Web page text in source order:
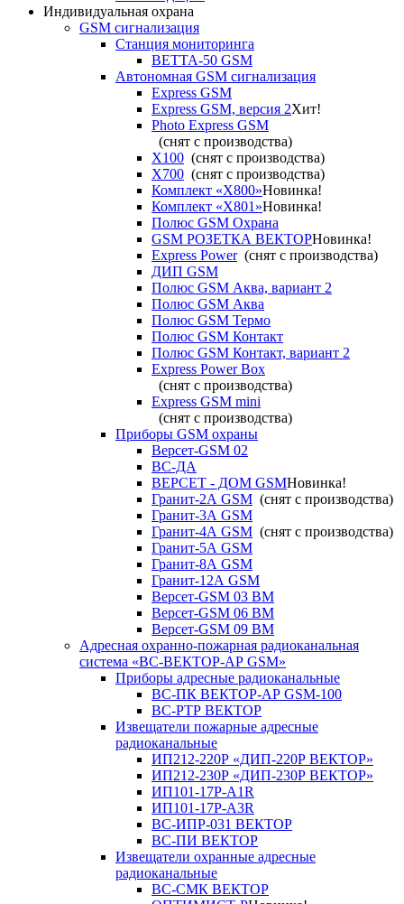
Индивидуальная охрана
GSM сигнализация
Станция мониторинга
ВЕТТА-50 GSM
Автономная GSM сигнализация
Express GSM
Express GSM, версия 2Хит!
Photo Express GSM
(снят с производства)
X100 (снят с производства)
X700 (снят с производства)
Комплект «X800»Новинка!
Комплект «X801»Новинка!
Полюс GSM Охрана
GSM РОЗЕТКА ВЕКТОРНовинка!
Express Power(снят с производства)
ДИП GSM
Полюс GSM Аква, вариант 2
Полюс GSM Аква
Полюс GSM Термо
Полюс GSM Контакт
Полюс GSM Контакт, вариант 2
Express Power Box
(снят с производства)
Express GSM mini
(снят с производства)
Приборы GSM охраны
Версет-GSM 02
ВС-ДА
ВЕРСЕТ - ДОМ GSMНовинка!
Гранит-2А GSM (снят с производства)
Гранит-3А GSM
Гранит-4А GSM (снят с производства)
Гранит-5А GSM
Гранит-8А GSM
Гранит-12А GSM
Версет-GSM 03 ВМ
Версет-GSM 06 ВМ
Версет-GSM 09 ВМ
Адресная охранно-пожарная радиоканальная
система «ВС-ВЕКТОР-АР GSM»
Приборы адресные радиоканальные
ВС-ПК ВЕКТОР-АР GSM-100
ВС-РТР ВЕКТОР
Извещатели пожарные адресные
радиоканальные
ИП212-220Р «ДИП-220Р ВЕКТОР»
ИП212-230Р «ДИП-230Р ВЕКТОР»
ИП101-17Р-A1R
ИП101-17Р-A3R
ВС-ИПР-031 ВЕКТОР
ВС-ПИ ВЕКТОР
Извещатели охранные адресные
радиоканальные
ВС-СМК ВЕКТОР